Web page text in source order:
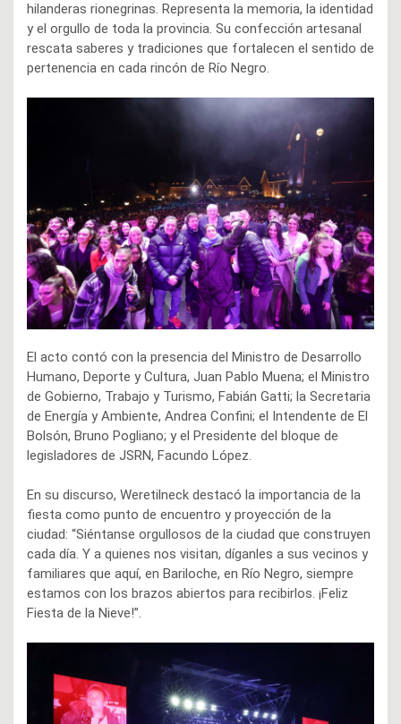
hilanderas rionegrinas. Representa la memoria, la identidad
y el orgullo de toda la provincia. Su confección artesanal
rescata saberes y tradiciones que fortalecen el sentido de
pertenencia en cada rincón de Río Negro.
El acto contó con la presencia del Ministro de Desarrollo
Humano, Deporte y Cultura, Juan Pablo Muena; el Ministro
de Gobierno, Trabajo y Turismo, Fabián Gatti; la Secretaria
de Energía y Ambiente, Andrea Confini; el Intendente de El
Bolsón, Bruno Pogliano; y el Presidente del bloque de
legisladores de JSRN, Facundo López.
En su discurso, Weretilneck destacó la importancia de la
fiesta como punto de encuentro y proyección de la
ciudad: “Siéntanse orgullosos de la ciudad que construyen
cada día. Y a quienes nos visitan, díganles a sus vecinos y
familiares que aquí, en Bariloche, en Río Negro, siempre
estamos con los brazos abiertos para recibirlos. ¡Feliz
Fiesta de la Nieve!”.